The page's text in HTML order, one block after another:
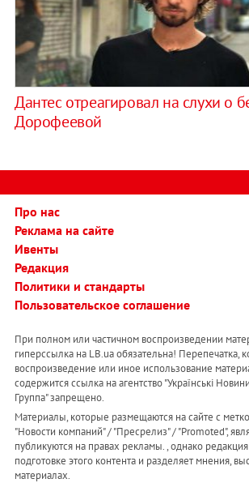
Дантес отреагировал на слухи о
Дорофеевой
Про нас
Реклама на сайте
Ивенты
Редакция
Политики и стандарты
Пользовательское соглашение
При полном или частичном воспроизведении
гиперссылка на LB.ua обязательна! Перепечатка,
воспроизведение или иное использование
содержится ссылка на агентство "Українськi
Группа" запрещено.
Материалы, которые размещаются на сайте с
"Новости компаний" / "Пресрелиз" / "Promoted",
публикуются на правах рекламы. , однако редакция
подготовке этого контента и разделяет мнения,
материалах.